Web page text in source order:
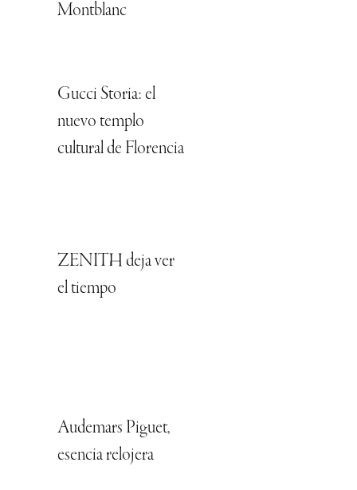
Montblanc
Gucci Storia: el
nuevo templo
cultural de Florencia
ZENITH deja ver
el tiempo
Audemars Piguet,
esencia relojera